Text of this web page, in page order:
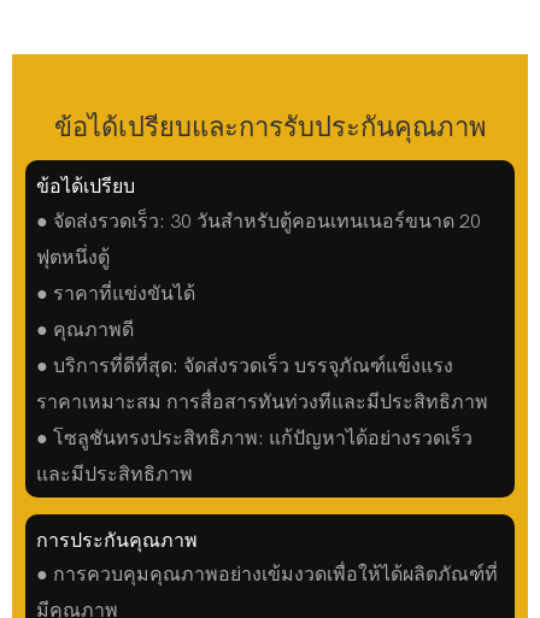
ข้อได้เปรียบและการรับประกันคุณภาพ
ข้อได้เปรียบ
● จัดส่งรวดเร็ว: 30 วันสำหรับตู้คอนเทนเนอร์ขนาด 20
ฟุตหนึ่งตู้
● ราคาที่แข่งขันได้
● คุณภาพดี
● บริการที่ดีที่สุด: จัดส่งรวดเร็ว บรรจุภัณฑ์แข็งแรง
ราคาเหมาะสม การสื่อสารทันท่วงทีและมีประสิทธิภาพ
● โซลูชันทรงประสิทธิภาพ: แก้ปัญหาได้อย่างรวดเร็ว
และมีประสิทธิภาพ
การประกันคุณภาพ
● การควบคุมคุณภาพอย่างเข้มงวดเพื่อให้ได้ผลิตภัณฑ์ที่
มีคุณภาพ